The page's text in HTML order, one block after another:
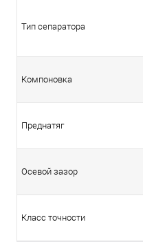
Тип сепаратора
Компоновка
Преднатяг
Осевой зазор
Класс точности